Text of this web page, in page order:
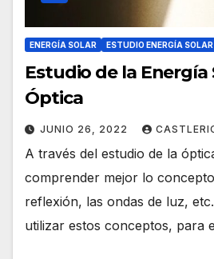
ENERGÍA SOLAR ESTUDIO ENERGÍA SOLAR
Estudio de la Energía
Óptica
JUNIO 26, 2022
A través del estudio de la
comprender mejor lo
reflexión, las ondas de luz,
utilizar estos conceptos, para